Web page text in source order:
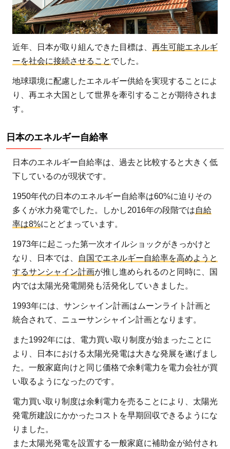
近年、日本が取り組んできた目標は、 再生可能エネルギ
ーを社会に接続させること でした。
地球環境に配慮したエネルギー供給を実現することによ
り、再エネ大国として世界を牽引することが期待されま
す。
日本のエネルギー自給率
日本のエネルギー自給率は、過去と比較すると大きく低
下しているのが現状です。
1950年代の日本のエネルギー自給率は60%に迫りその
多くが水力発電でした。しかし2016年の段階では自給
率は8%にとどまっています。
1973年に起こった第一次オイルショックがきっかけと
なり、日本では、
自国でエネルギー自給率を高めようと
するサンシャイン計画が推し進められるのと同時に、国
内では太陽光発電開発も活発化していきました。
1993年には、サンシャイン計画はムーンライト計画と
統合されて、ニューサンシャイン計画となります。
また1992年には、電力買い取り制度が始まったことに
より、日本における太陽光発電は大きな発展を遂げまし
た。一般家庭向けと同じ価格で余剰電力を電力会社が買
い取るようになったのです。
電力買い取り制度は余剰電力を売ることにより、太陽光
発電所建設にかかったコストを早期回収できるようにな
りました。
また太陽光発電を設置する一般家庭に補助金が給付され